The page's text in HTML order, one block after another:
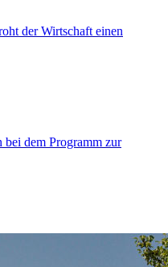
der Wirtschaft einen
dem Programm zur